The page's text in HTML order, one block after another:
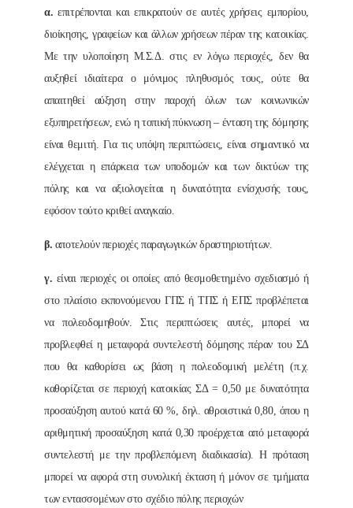
α. επιτρέπονται και επικρατούν σε αυτές χρήσεις εμπορίου,
διοίκησης, γραφείων και άλλων χρήσεων πέραν της κατοικίας.
Με την υλοποίηση Μ.Σ.Δ. στις εν λόγω περιοχές, δεν θα
αυξηθεί ιδιαίτερα ο μόνιμος πληθυσμός τους, ούτε θα
απαιτηθεί αύξηση στην παροχή όλων των κοινωνικών
εξυπηρετήσεων, ενώ η τοπική πύκνωση – ένταση της δόμησης
είναι θεμιτή. Για τις υπόψη περιπτώσεις, είναι σημαντικό να
ελέγχεται η επάρκεια των υποδομών και των δικτύων της
πόλης και να αξιολογείται η δυνατότητα ενίσχυσής τους,
εφόσον τούτο κριθεί αναγκαίο.
β. αποτελούν περιοχές παραγωγικών δραστηριοτήτων.
γ. είναι περιοχές οι οποίες από θεσμοθετημένο σχεδιασμό ή
στο πλαίσιο εκπονούμενου ΓΠΣ ή ΤΠΣ ή ΕΠΣ προβλέπεται
να πολεοδομηθούν. Στις περιπτώσεις αυτές, μπορεί να
προβλεφθεί η μεταφορά συντελεστή δόμησης πέραν του ΣΔ
που θα καθορίσει ως βάση η πολεοδομική μελέτη (π.χ.
καθορίζεται σε περιοχή κατοικίας ΣΔ = 0,50 με δυνατότητα
προσαύξηση αυτού κατά 60 %, δηλ. αθροιστικά 0,80, όπου η
αριθμητική προσαύξηση κατά 0,30 προέρχεται από μεταφορά
συντελεστή με την προβλεπόμενη διαδικασία). Η πρόταση
μπορεί να αφορά στη συνολική έκταση ή μόνον σε τμήματα
των εντασσομένων στο σχέδιο πόλης περιοχών